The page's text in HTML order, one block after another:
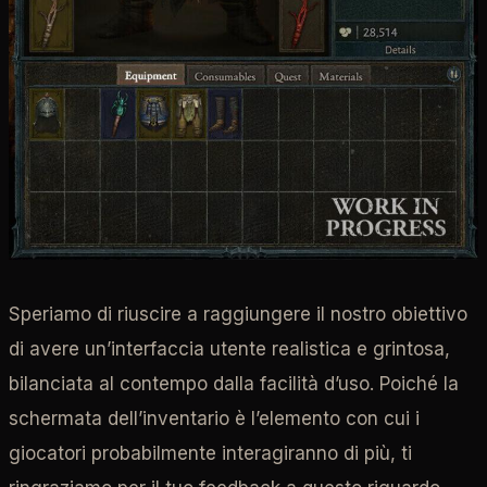
Speriamo di riuscire a raggiungere il nostro obiettivo
di avere un’interfaccia utente realistica e grintosa,
bilanciata al contempo dalla facilità d’uso. Poiché la
schermata dell’inventario è l’elemento con cui i
giocatori probabilmente interagiranno di più, ti